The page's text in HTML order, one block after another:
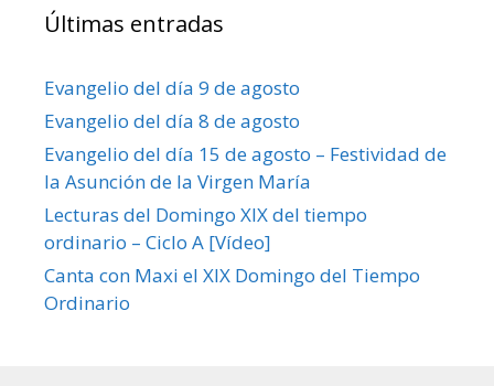
Últimas entradas
Evangelio del día 9 de agosto
Evangelio del día 8 de agosto
Evangelio del día 15 de agosto – Festividad de
la Asunción de la Virgen María
Lecturas del Domingo XIX del tiempo
ordinario – Ciclo A [Vídeo]
Canta con Maxi el XIX Domingo del Tiempo
Ordinario